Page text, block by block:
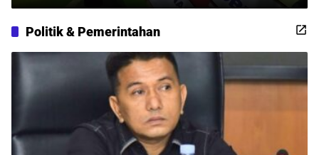
Politik & Pemerintahan